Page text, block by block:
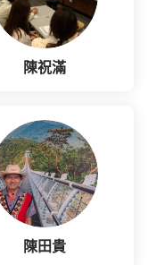
陳祝滿
陳田貴